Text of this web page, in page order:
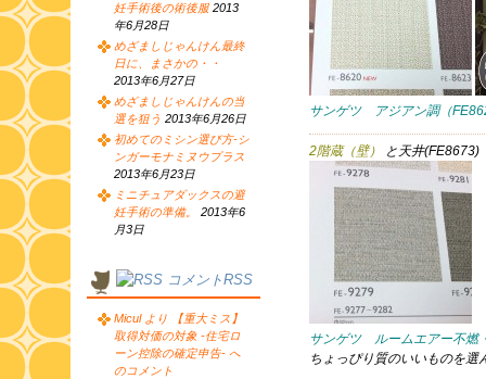
サンゲツ アジアン調（
2階蔵（壁） と天井(FE8673)
サンゲツ ルームエアー不燃
ちょっぴり質のいいものを選
妊手術後の術後服 2013
年6月28日
めざましじゃんけん最終
日に、まさかの・・
2013年6月27日
めざましじゃんけんの当
選を狙う 2013年6月26日
初めてのミシン選び方-シ
ンガーモナミヌウプラス
2013年6月23日
ミニチュアダックスの避
妊手術の準備。
2013年6
月3日
コメントRSS
Micul より 【重大ミス】
取得対価の対象 -住宅ロ
ーン控除の確定申告- へ
のコメント